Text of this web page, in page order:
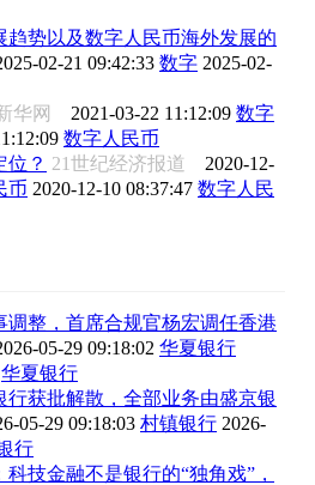
趋势以及数字人民币海外发展的
02-21 09:42:33 数字 2025-02-
华网 2021-03-22 11:12:09 数字
数字人民币
位？ 21世纪经济报道 2020-12-
币 2020-12-10 08:37:47 数字人民
调整，首席合规官杨宏调任香港
05-29 09:18:02 华夏银行
华夏银行
行获批解散，全部业务由盛京银
05-29 09:18:03 村镇银行 2026-
行
技金融不是银行的“独角戏”，